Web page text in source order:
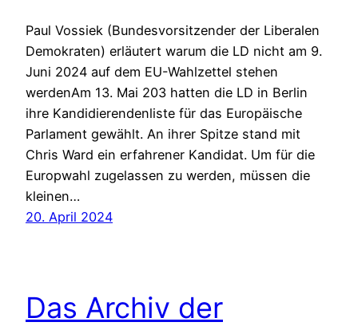
Paul Vossiek (Bundesvorsitzender der Liberalen
Demokraten) erläutert warum die LD nicht am 9.
Juni 2024 auf dem EU-Wahlzettel stehen
werdenAm 13. Mai 203 hatten die LD in Berlin
ihre Kandidierendenliste für das Europäische
Parlament gewählt. An ihrer Spitze stand mit
Chris Ward ein erfahrener Kandidat. Um für die
Europwahl zugelassen zu werden, müssen die
kleinen…
20. April 2024
Das Archiv der